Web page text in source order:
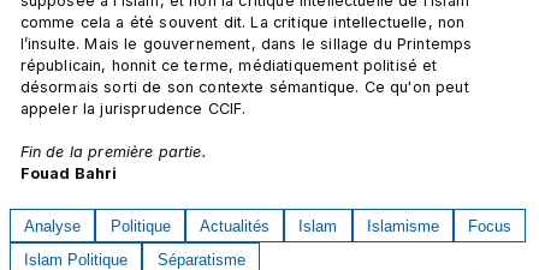
comme cela a été souvent dit. La critique intellectuelle, non
l’insulte. Mais le gouvernement, dans le sillage du Printemps
républicain, honnit ce terme, médiatiquement politisé et
désormais sorti de son contexte sémantique. Ce qu'on peut
appeler la jurisprudence CCIF.
Fin de la première partie.
Fouad Bahri
Analyse Politique Actualités Islam Islamisme
Focus
Islam Politique
Séparatisme